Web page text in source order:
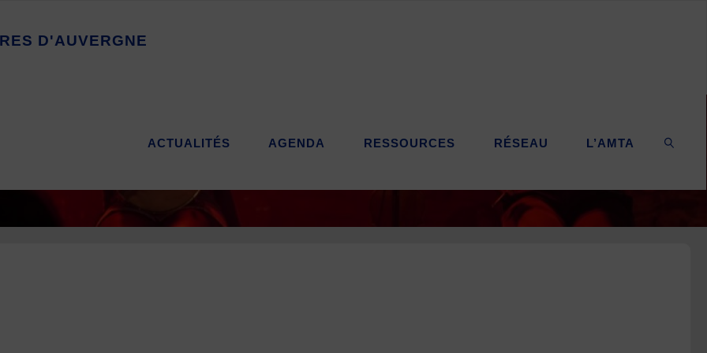
RES D'AUVERGNE
ACTUALITÉS AGENDA RESSOURCES RÉSEAU L’AMTA